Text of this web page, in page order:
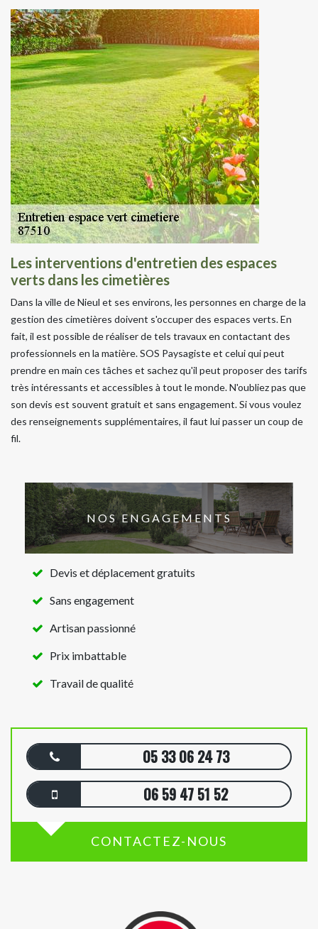
Les interventions d'entretien des espaces
verts dans les cimetières
Dans la ville de Nieul et ses environs, les personnes en charge de la
gestion des cimetières doivent s'occuper des espaces verts. En
fait, il est possible de réaliser de tels travaux en contactant des
professionnels en la matière. SOS Paysagiste et celui qui peut
prendre en main ces tâches et sachez qu'il peut proposer des tarifs
très intéressants et accessibles à tout le monde. N'oubliez pas que
son devis est souvent gratuit et sans engagement. Si vous voulez
des renseignements supplémentaires, il faut lui passer un coup de
fil.
NOS ENGAGEMENTS
Devis et déplacement gratuits
Sans engagement
Artisan passionné
Prix imbattable
Travail de qualité
05 33 06 24 73
06 59 47 51 52
CONTACTEZ-NOUS